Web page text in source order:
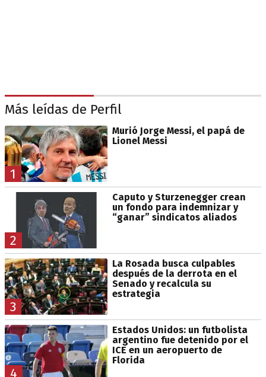
Más leídas de Perfil
1
Murió Jorge Messi, el papá de
Lionel Messi
2
Caputo y Sturzenegger crean
un fondo para indemnizar y
“ganar” sindicatos aliados
3
La Rosada busca culpables
después de la derrota en el
Senado y recalcula su
estrategia
4
Estados Unidos: un futbolista
argentino fue detenido por el
ICE en un aeropuerto de
Florida